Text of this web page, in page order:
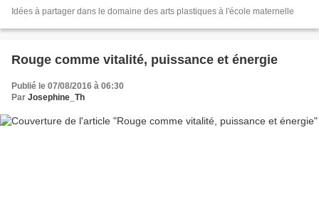
Idées à partager dans le domaine des arts plastiques à l'école maternelle
Rouge comme vitalité, puissance et énergie
Publié le 07/08/2016 à 06:30
Par Josephine_Th